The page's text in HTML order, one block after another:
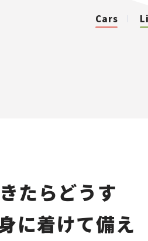
Cars
たらどうす
に着けて備え
Traffic
Special